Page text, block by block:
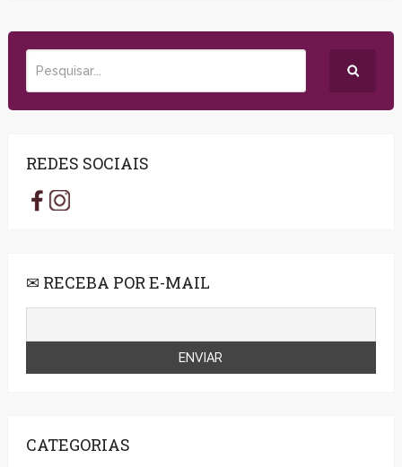
REDES SOCIAIS
✉ RECEBA POR E-MAIL
CATEGORIAS